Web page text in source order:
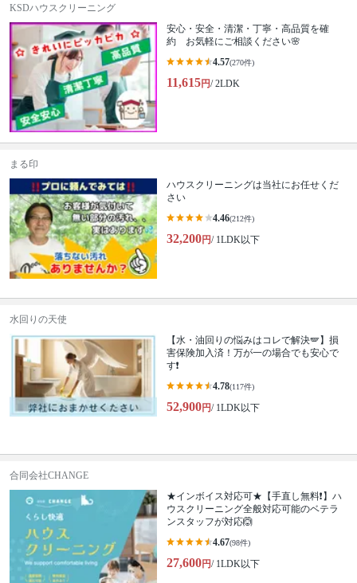
KSDハウスクリーニング
安心・安全・清潔・丁寧・高品質を確
約 お気軽にご相談ください🌸
4.57(270件)
11,615円/ 2LDK
まる印
ハウスクリーニングは当社にお任せくだ
さい
4.46(212件)
32,200円/ 1LDK以下
水回りの天使
【水・油回りの悩みはコレで解決🪽】損
害保険加入済！万が一の場合でも安心で
す❗️
4.78(117件)
52,900円/ 1LDK以下
合同会社CHANGE
★インボイス対応可★【手直し無料❗️】ハ
ウスクリーニング全般対応可能のベテラ
ンスタッフが対応🙆
4.67(98件)
27,600円/ 1LDK以下